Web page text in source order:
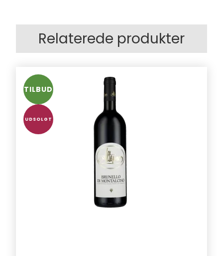
Relaterede produkter
TILBUD
UDSOLGT